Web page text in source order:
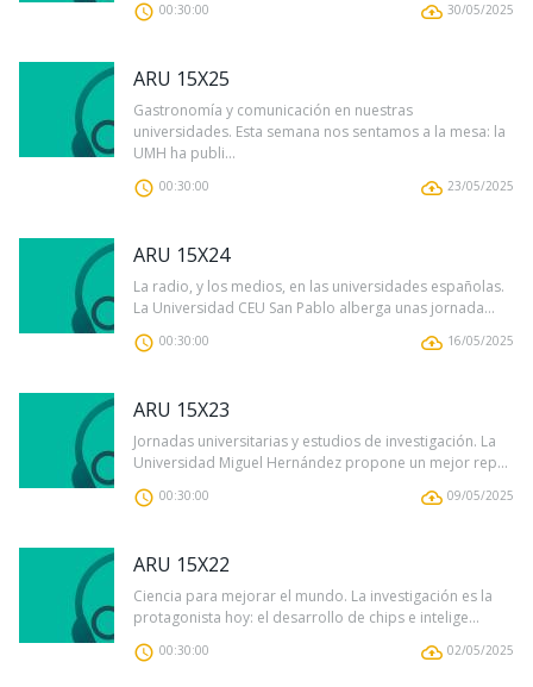
00:30:00 30/05/2025
ARU 15X25
Gastronomía y comunicación en nuestras
universidades. Esta semana nos sentamos a la mesa: la
UMH ha publi...
00:30:00 23/05/2025
ARU 15X24
La radio, y los medios, en las universidades españolas.
La Universidad CEU San Pablo alberga unas jornada...
00:30:00 16/05/2025
ARU 15X23
Jornadas universitarias y estudios de investigación. La
Universidad Miguel Hernández propone un mejor rep...
00:30:00 09/05/2025
ARU 15X22
Ciencia para mejorar el mundo. La investigación es la
protagonista hoy: el desarrollo de chips e intelige...
00:30:00 02/05/2025